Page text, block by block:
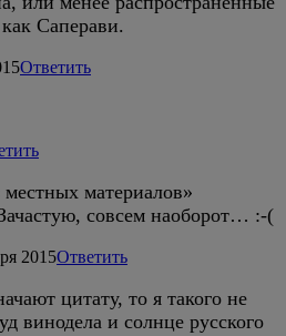
Саперави.
Ответить
местных материалов»
совсем наоборот… :-(
2015Ответить
цитату, то я такого не
винодела и солнце русского